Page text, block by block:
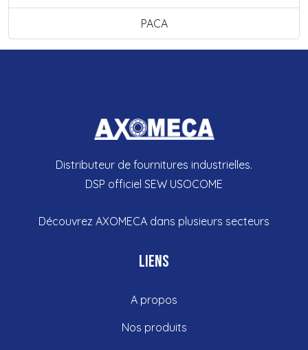
PACA
Distributeur de fournitures industrielles.
DSP officiel SEW USOCOME
Découvrez AXOMECA dans plusieurs secteurs
Liens
A propos
Nos produits